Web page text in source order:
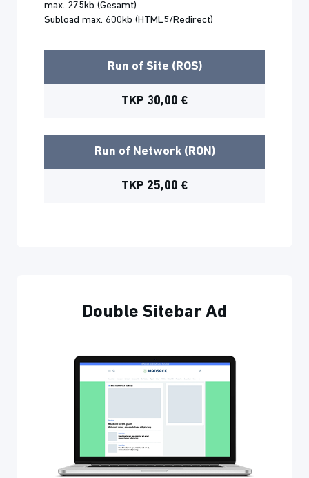
max. 275kb (Gesamt)
Subload max. 600kb (HTML5/Redirect)
Run of Site (ROS)
TKP 30,00 €
Run of Network (RON)
TKP 25,00 €
Double Sitebar Ad